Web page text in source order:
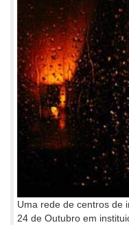
Uma rede de centros de
24 de Outubro em